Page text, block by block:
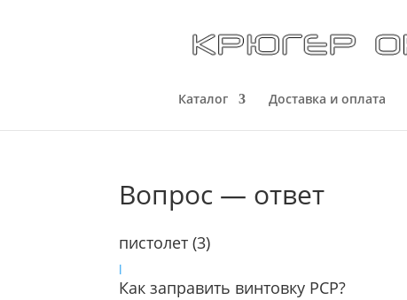
Каталог Доставка и оплата
Вопрос — ответ
пистолет(3)
l
Как заправить винтовку PCP?